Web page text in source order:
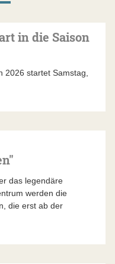
in die Saison
2026 startet Samstag,
das legendäre
werden die
die erst ab der